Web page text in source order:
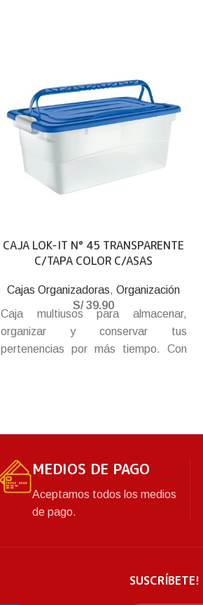
CAJA LOK-IT N° 45 TRANSPARENTE
C/TAPA COLOR C/ASAS
Cajas Organizadoras,Organización
S/39.90
Caja multiusos para almacenar,
organizar y conservar tus
pertenencias por más tiempo. Con
la tapa para el mejor traslado.
MEDIOS DE PAGO
Aceptamos todos los medios
de pago.
SUSCRÍBETE!